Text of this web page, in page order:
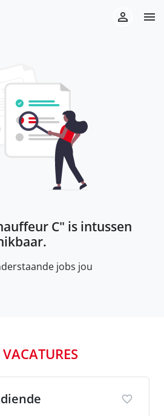
C" is intussen
jobs jou
VACATURES